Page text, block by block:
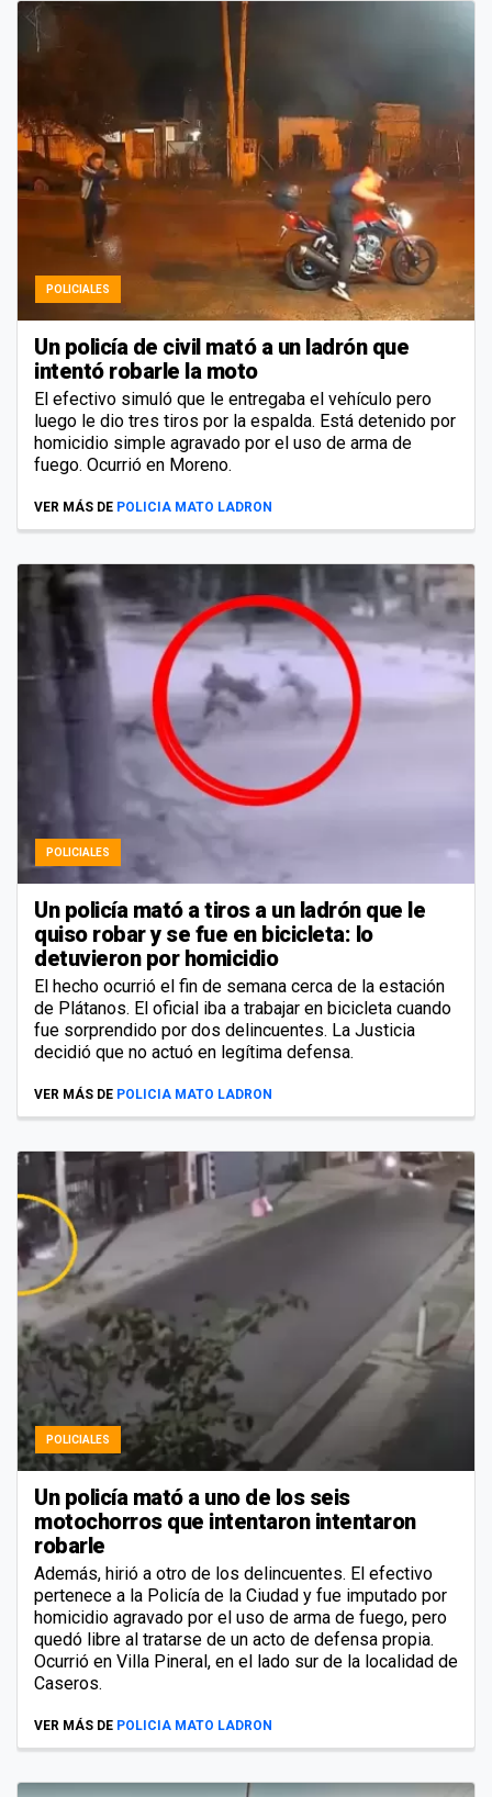
POLICIALES
Un policía de civil mató a un ladrón que
intentó robarle la moto
El efectivo simuló que le entregaba el vehículo pero
luego le dio tres tiros por la espalda. Está detenido por
homicidio simple agravado por el uso de arma de
fuego. Ocurrió en Moreno.
VER MÁS DE POLICIA MATO LADRON
POLICIALES
Un policía mató a tiros a un ladrón que le
quiso robar y se fue en bicicleta: lo
detuvieron por homicidio
El hecho ocurrió el fin de semana cerca de la estación
de Plátanos. El oficial iba a trabajar en bicicleta cuando
fue sorprendido por dos delincuentes. La Justicia
decidió que no actuó en legítima defensa.
VER MÁS DE POLICIA MATO LADRON
POLICIALES
Un policía mató a uno de los seis
motochorros que intentaron intentaron
robarle
Además, hirió a otro de los delincuentes. El efectivo
pertenece a la Policía de la Ciudad y fue imputado por
homicidio agravado por el uso de arma de fuego, pero
quedó libre al tratarse de un acto de defensa propia.
Ocurrió en Villa Pineral, en el lado sur de la localidad de
Caseros.
VER MÁS DE POLICIA MATO LADRON